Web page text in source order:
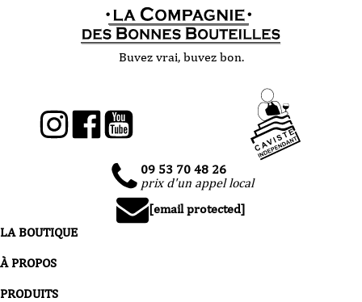
Buvez vrai, buvez bon.
09 53 70 48 26
prix d'un appel local
[email protected]
LA BOUTIQUE
À PROPOS
PRODUITS